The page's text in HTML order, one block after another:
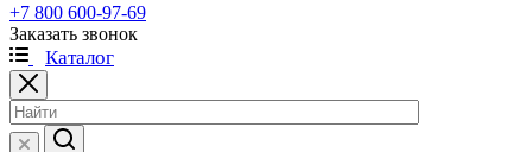
+7 800 600-97-69
Заказать звонок
Каталог